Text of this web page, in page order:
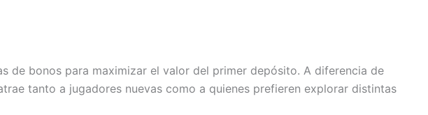
de bonos para maximizar el valor del primer depósito. A diferencia de
tanto a jugadores nuevas como a quienes prefieren explorar distintas